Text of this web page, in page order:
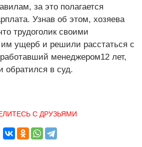
за это полагается
Узнав об этом, хозяева
трудоголик своими
ущерб и решили расстаться с
менеджером12 лет,
обратился в суд.
С ДРУЗЬЯМИ